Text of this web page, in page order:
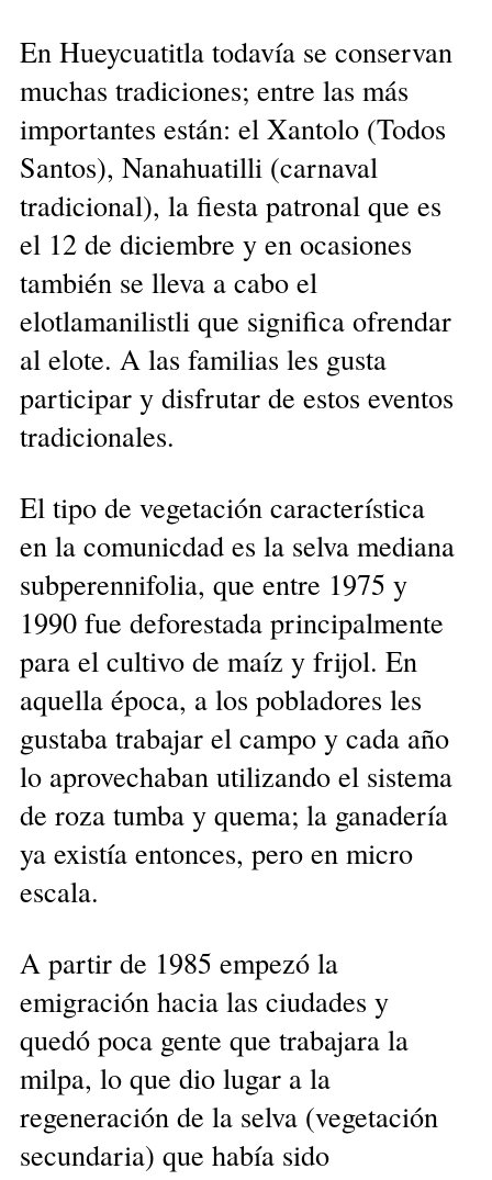
En Hueycuatitla todavía se conservan
muchas tradiciones; entre las más
importantes están: el Xantolo (Todos
Santos), Nanahuatilli (carnaval
tradicional), la fiesta patronal que es
el 12 de diciembre y en ocasiones
también se lleva a cabo el
elotlamanilistli que significa ofrendar
al elote. A las familias les gusta
participar y disfrutar de estos eventos
tradicionales.
El tipo de vegetación característica
en la comunicdad es la selva mediana
subperennifolia, que entre 1975 y
1990 fue deforestada principalmente
para el cultivo de maíz y frijol. En
aquella época, a los pobladores les
gustaba trabajar el campo y cada año
lo aprovechaban utilizando el sistema
de roza tumba y quema; la ganadería
ya existía entonces, pero en micro
escala.
A partir de 1985 empezó la
emigración hacia las ciudades y
quedó poca gente que trabajara la
milpa, lo que dio lugar a la
regeneración de la selva (vegetación
secundaria) que había sido